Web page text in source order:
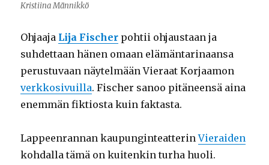
Kristiina Männikkö
Ohjaaja Lija Fischer pohtii ohjaustaan ja
suhdettaan hänen omaan elämäntarinaansa
perustuvaan näytelmään Vieraat Korjaamon
verkkosivuilla. Fischer sanoo pitäneensä aina
enemmän fiktiosta kuin faktasta.
Lappeenrannan kaupunginteatterinVieraiden
kohdalla tämä on kuitenkin turha huoli.